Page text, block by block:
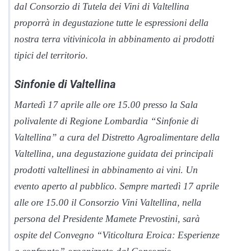
dal Consorzio di Tutela dei Vini di Valtellina
proporrà in degustazione tutte le espressioni della
nostra terra vitivinicola in abbinamento ai prodotti
tipici del territorio.
Sinfonie di Valtellina
Martedì 17 aprile alle ore 15.00 presso la Sala
polivalente di Regione Lombardia “Sinfonie di
Valtellina” a cura del Distretto Agroalimentare della
Valtellina, una degustazione guidata dei principali
prodotti valtellinesi in abbinamento ai vini. Un
evento aperto al pubblico. Sempre martedì 17 aprile
alle ore 15.00 il Consorzio Vini Valtellina, nella
persona del Presidente Mamete Prevostini, sarà
ospite del Convegno “Viticoltura Eroica: Esperienze